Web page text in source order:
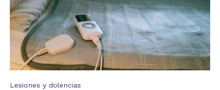
Category
Lesiones y dolencias